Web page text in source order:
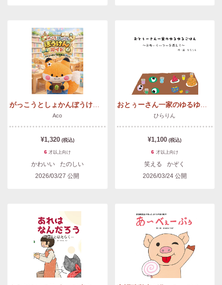
Aco
¥1,320 (税込)
6 才以上向け
かわいい
たのしい
2026/03/27 公開
おとぅーさん一家のゆるゆるごはん 〜おぬぃぐぃりぃを添えて〜
ひらりん
¥1,100 (税込)
6 才以上向け
笑える
かぞく
2026/03/24公開